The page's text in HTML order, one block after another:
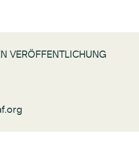
VERÖFFENTLICHUNG